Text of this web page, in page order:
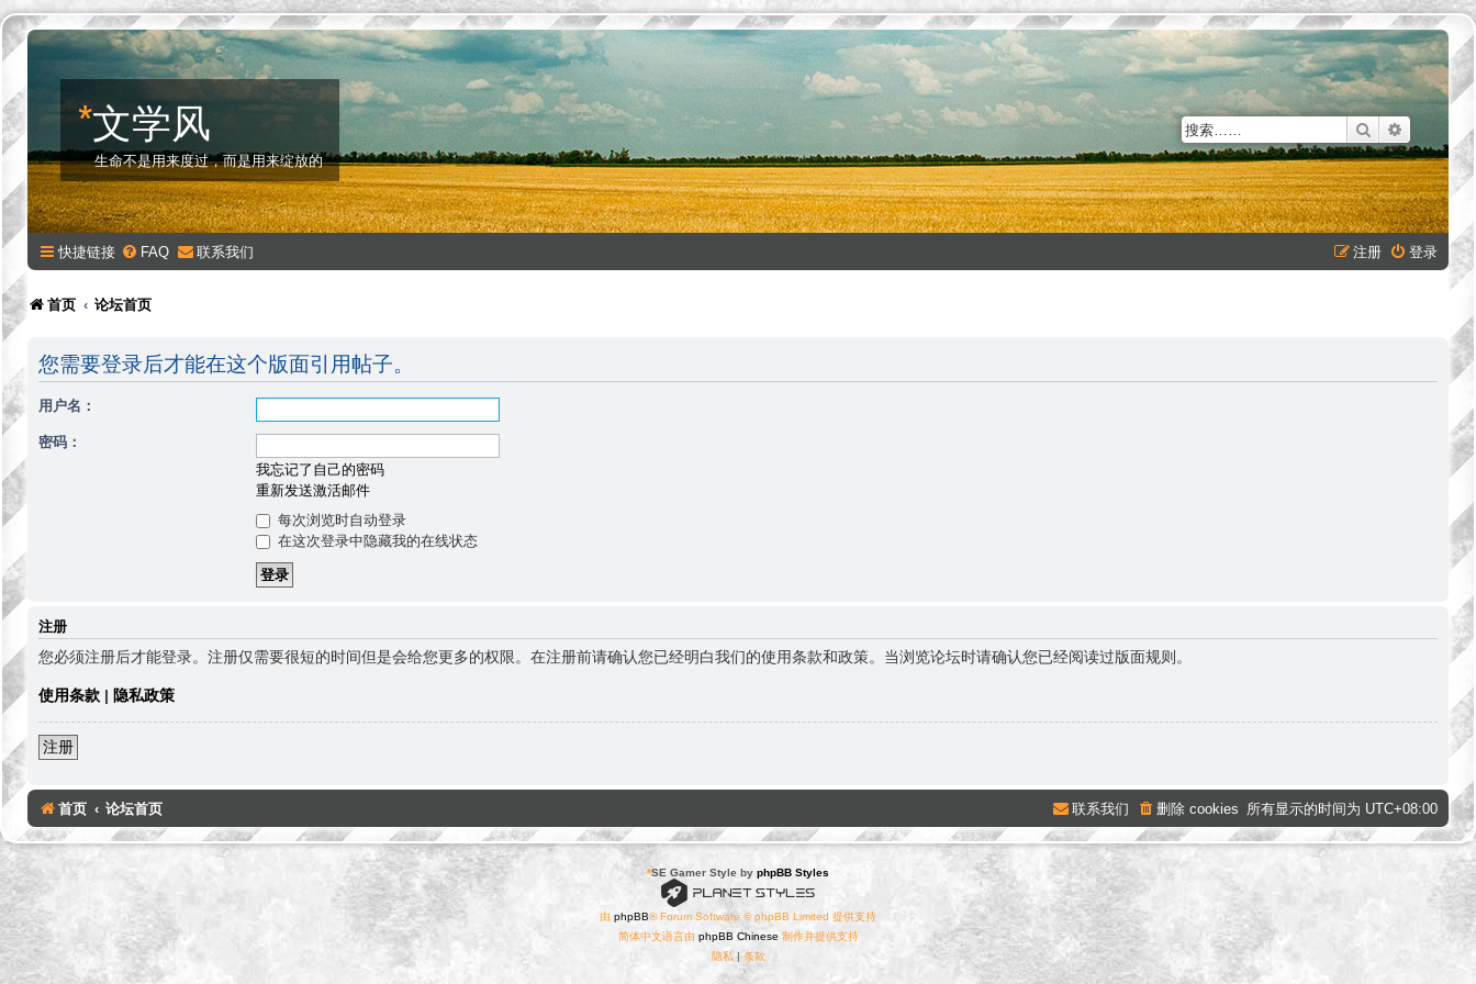
*文学风
生命不是用来度过，而是用来绽放的
搜索
快捷链接 FAQ 联系我们 登录
注册
首页 论坛首页
您需要登录后才能在这个版面引用帖子。
用户名：
密码：
我忘记了自己的密码
重新发送激活邮件
每次浏览时自动登录
在这次登录中隐藏我的在线状态
注册
您必须注册后才能登录。注册仅需要很短的时间但是会给您更多的权限。在注册前请确认您已经明白我们的使用条款和政策。当浏览论坛时请确认您已经阅读过版面规则。
使用条款 | 隐私政策
注册
首页 论坛首页 所有显示的时间为 UTC+08:00
删除 cookies
联系我们
*SE Gamer Style by phpBB Styles
由 phpBB® Forum Software © phpBB Limited 提供支持
简体中文语言由 phpBB Chinese 制作并提供支持
隐私| 条款